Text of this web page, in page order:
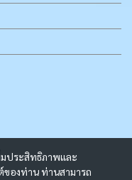
มประสิทธิภาพและ
ของท่าน ท่านสามารถ